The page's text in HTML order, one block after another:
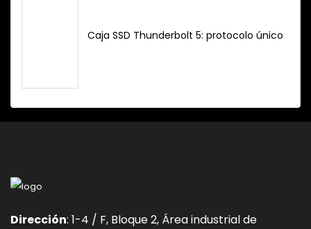
Caja SSD Thunderbolt 5: protocolo único
Dirección: 1-4 / F, Bloque 2, Área industrial de